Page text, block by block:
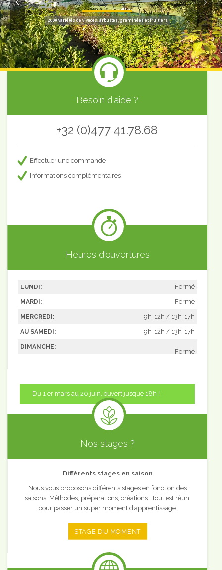
2000 variétés de vivaces, arbustes, graminées et fruitiers
Besoin d'aide ?
+32 (0)477 41.78.68
Effectuer une commande
Informations complémentaires
Heures d'ouvertures
LUNDI: Fermé
MARDI: Fermé
MERCREDI: 9h-12h / 13h-17h
AU SAMEDI: 9h-12h / 13h-17h
DIMANCHE:
Fermé
Du 1 er mars au 20 juin, ouvert jusque 18h !
Nos stages ?
Différents stages en saison
Nous vous proposons différents stages en fonction des
saisons. Méthodes, préparations, créations… tout est réuni
pour passer un super moment d’apprentissage.
STAGE DU MOMENT